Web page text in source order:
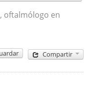
oftalmólogo en
Compartir